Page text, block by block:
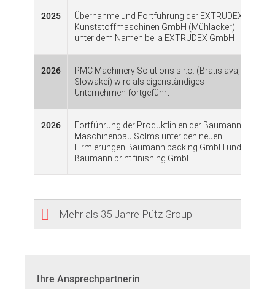
2025
Übernahme und Fortführung der EXTRUDEX
Kunststoffmaschinen GmbH (Mühlacker)
unter dem Namen bella EXTRUDEX GmbH
2026
PMC Machinery Solutions s.r.o. (Bratislava,
Slowakei) wird als eigenständiges
Unternehmen fortgeführt
2026
Fortführung der Produktlinien der Baumann
Maschinenbau Solms unter den neuen
Firmierungen Baumann packing GmbH und
Baumann print finishing GmbH
Mehr als 35 Jahre Pütz Group
Ihre Ansprechpartnerin